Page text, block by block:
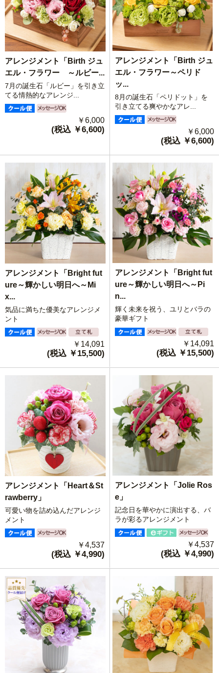
アレンジメント「Birth ジュ
エル・フラワー ～ルビー...
7月の誕生石「ルビー」を引き立
てる情熱的なアレンジ...
￥6,000
(税込 ￥6,600)
アレンジメント「Birth ジュ
エル・フラワー～ペリド
ッ...
8月の誕生石「ペリドット」を
引き立てる爽やかなアレ...
￥6,000
(税込 ￥6,600)
アレンジメント「Bright fut
ure～輝かしい明日へ～Mi
x...
気品に満ちた優美なアレンジメ
ント
￥14,091
(税込 ￥15,500)
アレンジメント「Bright fut
ure～輝かしい明日へ～Pi
n...
輝く未来を祝う、ユリとバラの
豪華ギフト
￥14,091
(税込 ￥15,500)
アレンジメント「Heart＆St
rawberry」
可愛い物を詰め込んだアレンジ
メント
￥4,537
(税込 ￥4,990)
アレンジメント「Jolie Ros
e」
記念日を華やかに演出する、バ
ラが彩るアレンジメント
￥4,537
(税込 ￥4,990)